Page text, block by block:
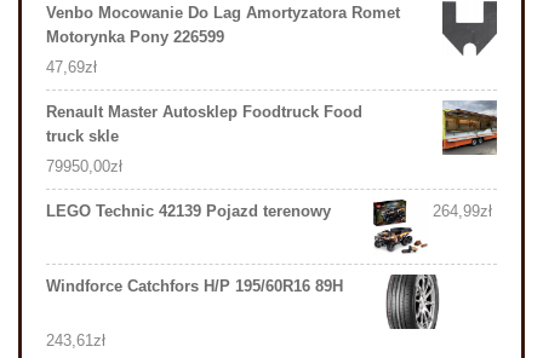
Venbo Mocowanie Do Lag Amortyzatora Romet
Motorynka Pony 226599
47,69zł
Renault Master Autosklep Foodtruck Food
truck skle
79950,00zł
LEGO Technic 42139 Pojazd terenowy 264,99zł
Windforce Catchfors H/P 195/60R16 89H
243,61zł